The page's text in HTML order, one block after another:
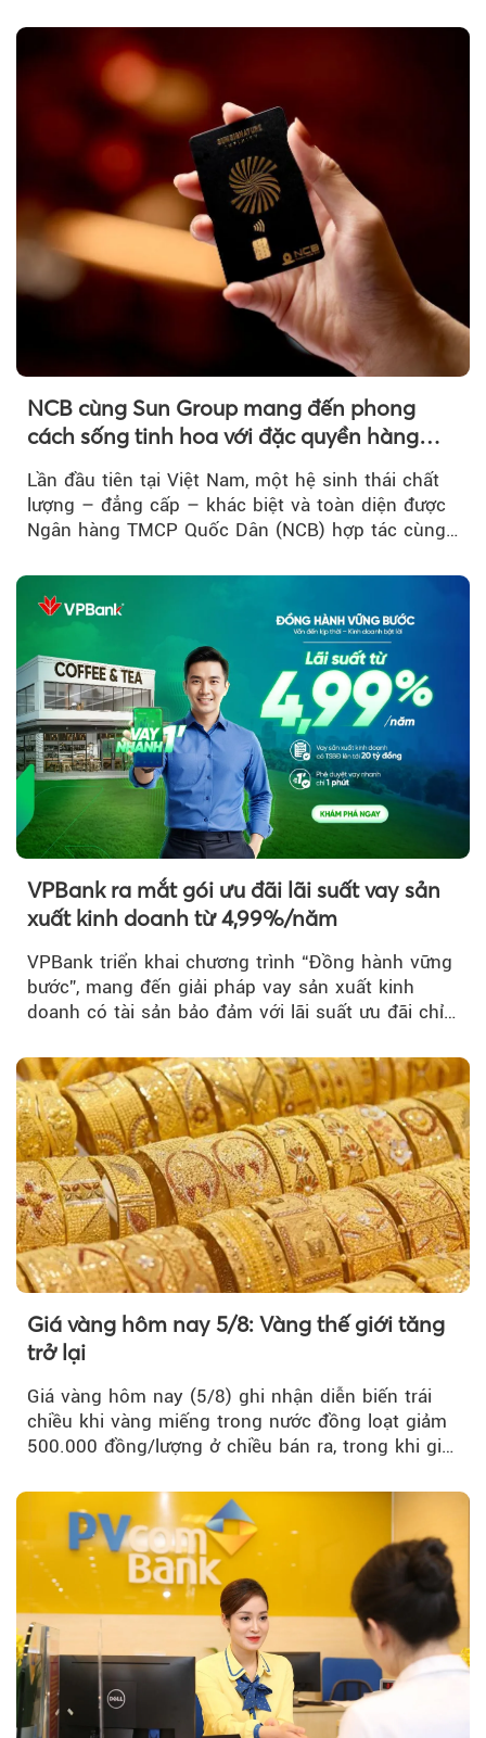
vàng thế giới bứt phá lên mức cao nhất trong
một tháng.
NCB cùng Sun Group mang đến phong
cách sống tinh hoa với đặc quyền hàng
Lần đầu tiên tại Việt Nam, một hệ sinh thái chất
lượng – đẳng cấp – khác biệt và toàn diện được
Ngân hàng TMCP Quốc Dân (NCB) hợp tác cùng
VPBank ra mắt gói ưu đãi lãi suất vay sản
xuất kinh doanh từ 4,99%/năm
VPBank triển khai chương trình “Đồng hành vững
bước”, mang đến giải pháp vay sản xuất kinh
doanh có tài sản bảo đảm với lãi suất ưu đãi chỉ
Giá vàng hôm nay 5/8: Vàng thế giới tăng
trở lại
Giá vàng hôm nay (5/8) ghi nhận diễn biến trái
chiều khi vàng miếng trong nước đồng loạt giảm
500.000 đồng/lượng ở chiều bán ra, trong khi giá
thương hiệu.